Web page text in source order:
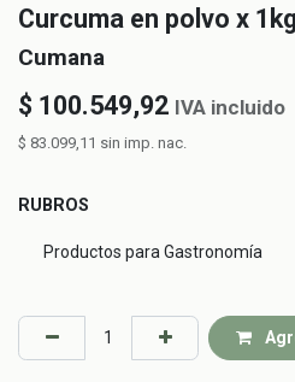
Curcuma en polvo x
Cumana
$ 100.549,92 IVA incluido
$ 83.099,11 sin imp. nac.
RUBROS
Productos para Gastronomía